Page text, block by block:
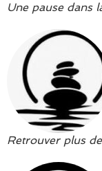
Une pause dans
Retrouver plus